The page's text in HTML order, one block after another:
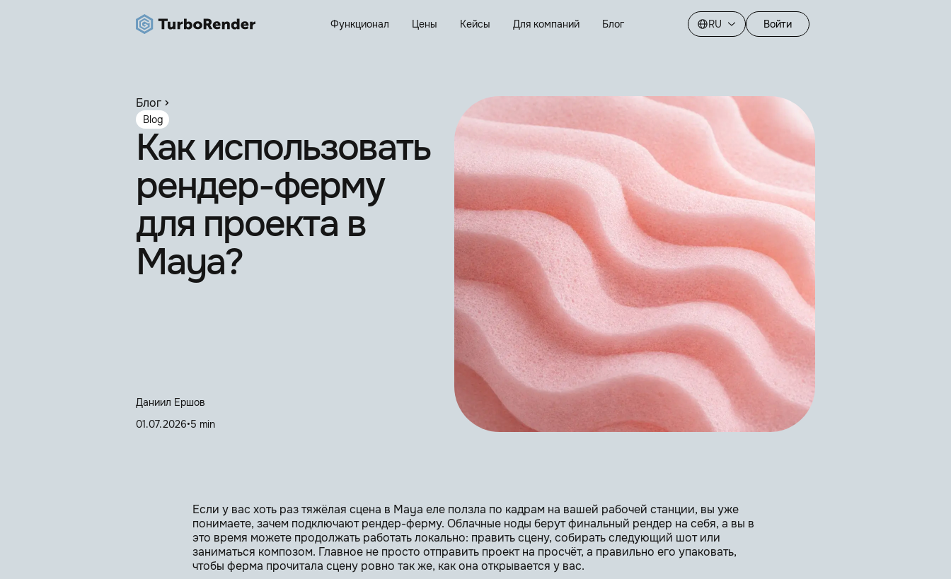
Функционал Цены Кейсы Для компаний Блог RU Войти
Блог
Blog
Как использовать
рендер-ферму
для проекта в
Maya?
Даниил Ершов
01.07.2026•5 min
Если у вас хоть раз тяжёлая сцена в Maya еле ползла по кадрам на вашей рабочей станции, вы уже
понимаете, зачем подключают рендер-ферму. Облачные ноды берут финальный рендер на себя, а вы в
это время можете продолжать работать локально: править сцену, собирать следующий шот или
заниматься композом. Главное не просто отправить проект на просчёт, а правильно его упаковать,
чтобы ферма прочитала сцену ровно так же, как она открывается у вас.